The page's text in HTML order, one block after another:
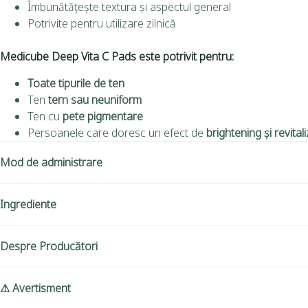
Îmbunătățește textura și aspectul general
Potrivite pentru utilizare zilnică
Medicube Deep Vita C Pads este potrivit pentru:
Toate tipurile de ten
Tentern sau neuniform
Ten cu pete pigmentare
Persoanele care doresc un efect de brightening și
Mod de administrare
Ingrediente
Despre Producători
⚠ Avertisment